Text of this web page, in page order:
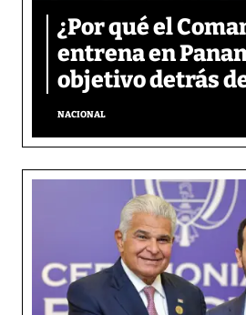
¿Por qué el
entrena en
objetivo detrás
NACIONAL